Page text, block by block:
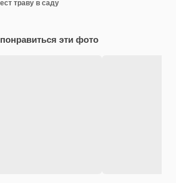
траву в саду
эти фото